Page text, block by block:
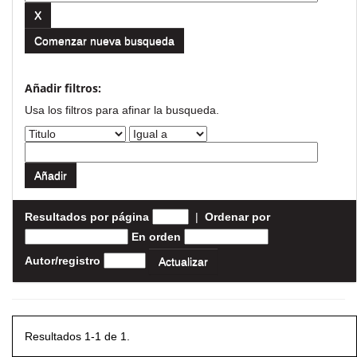
Comenzar nueva busqueda
Añadir filtros:
Usa los filtros para afinar la busqueda.
Resultados por página | Ordenar por
En orden
Autor/registro
Resultados 1-1 de 1.